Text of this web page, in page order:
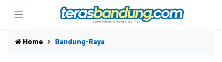
Home Bandung-Raya